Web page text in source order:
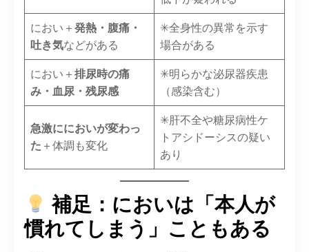
におい＋発熱・腹痛・
吐き気などがある
✳︎全身性の異常を示す
場合がある
におい＋排尿時の痛
み・血尿・残尿感
✳︎明らかな泌尿器疾患
（感染含む）
急激ににおいが変わっ
た ＋体調も変化
✳︎肝不全や糖尿病性ケ
トアシドーシスの疑い
あり
補足：においは「本人が
慣れてしまう」こともある